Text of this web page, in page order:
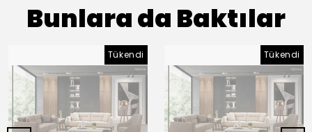
Bunlara da Baktılar
Tükendi Tükendi